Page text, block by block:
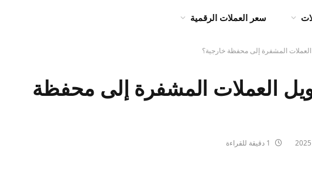
سعر العملات الرقمية
المشفرة إلى محفظة خارجية؟
العملات المشفرة إلى محفظة